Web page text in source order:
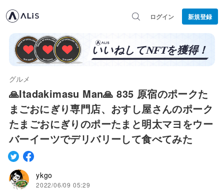
ログイン 新規登録
グルメ
🙏Itadakimasu Man🙏 835 原宿のポークた
まごおにぎり専門店、おすし屋さんのポーク
たまごおにぎりのポーたまと明太マヨをウー
バーイーツでデリバリーして食べてみた
ykgo
2022/06/09 05:29